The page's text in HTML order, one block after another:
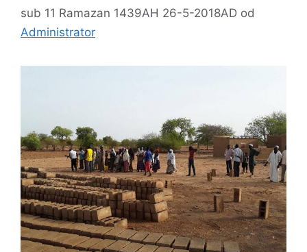
sub 11 Ramazan 1439AH 26-5-2018AD od
Administrator